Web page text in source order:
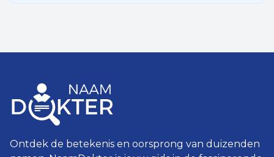
Ontdek de betekenis en oorsprong van duizenden